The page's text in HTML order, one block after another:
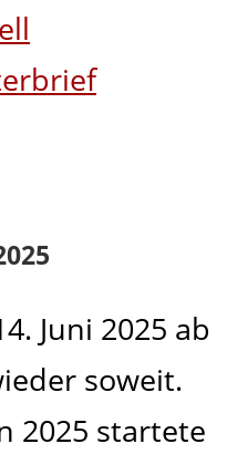
Juni 2025 ab
soweit.
2025 startete